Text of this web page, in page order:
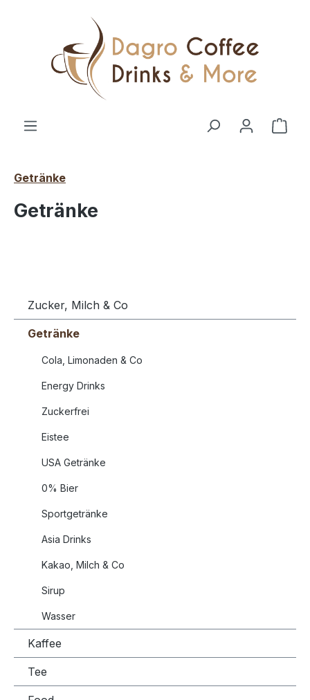
Zum Hauptinhalt springen
Getränke
Getränke
Zucker, Milch & Co
Getränke
Cola, Limonaden & Co
Energy Drinks
Zuckerfrei
Eistee
USA Getränke
0% Bier
Sportgetränke
Asia Drinks
Kakao, Milch & Co
Sirup
Wasser
Kaffee
Tee